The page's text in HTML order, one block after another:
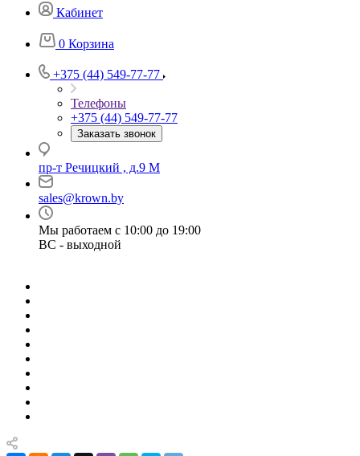
Кабинет
0 Корзина
+375 (44) 549-77-77
Телефоны
+375 (44) 549-77-77
Заказать звонок
пр-т Речицкий , д.9 М
sales@krown.by
Мы работаем с 10:00 до 19:00
ВС - выходной